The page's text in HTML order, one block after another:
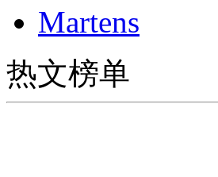
Martens
热文榜单